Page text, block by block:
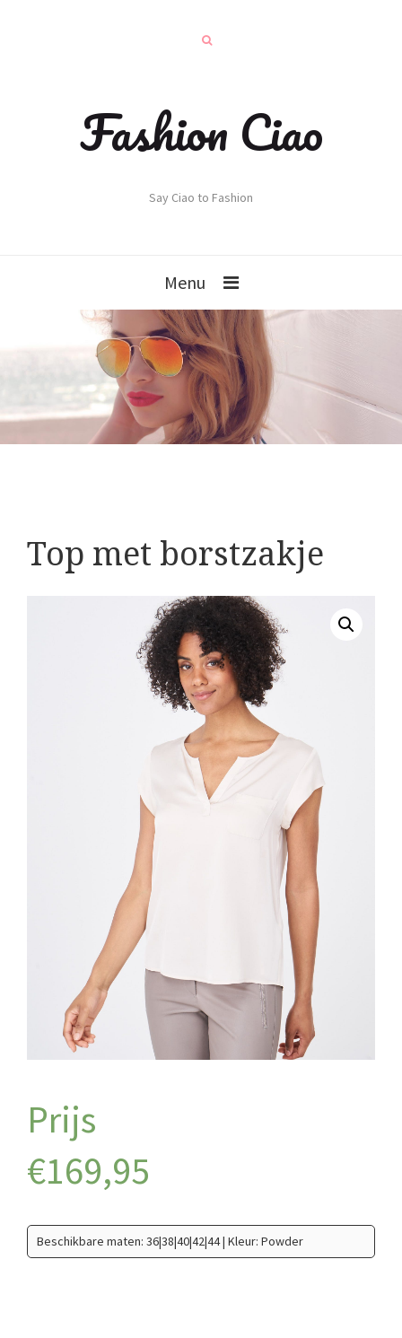
Fashion Ciao
Say Ciao to Fashion
Menu
Top met borstzakje
€169,95
Beschikbare maten: 36|38|40|42|44 | Kleur: Powder